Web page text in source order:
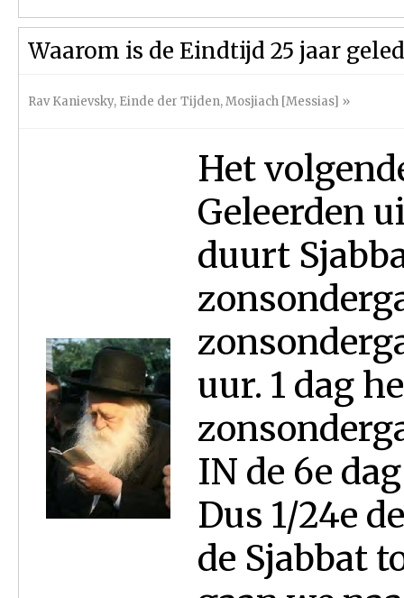
Waarom is de Eindtijd 25 jaar
Rav Kanievsky, Einde der Tijden,Mosjiach [Messias] »
Het
Geleerden
duurt
uur. 1 dag
IN de 6e
Dus 1/24e
de Sjabbat